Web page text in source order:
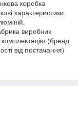
коробка
характеристики:
виробник
(бренд
від постачання)